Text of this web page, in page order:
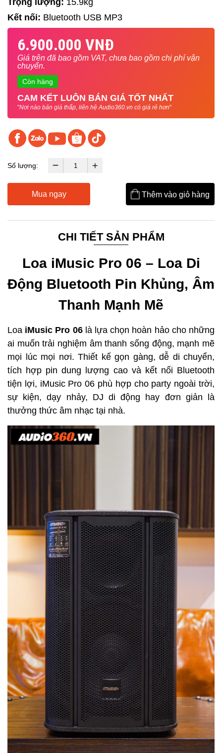
Trọng lượng: 15.9kg
Kết nối: Bluetooth USB MP3
6.900.000 VNĐ
Giá trên đã bao gồm VAT, chưa bao gồm chi phí vận
chuyển.
Còn hàng
CAM KẾT LUÔN BÁN GIÁ TỐT NHẤT
"Nơi nào bán giá thấp, liên hệ Audio360.vn có giá rẻ hơn"
Số lượng:
Mua ngay Thêm vào giỏ hàng
CHI TIẾT SẢN PHẨM
Loa iMusic Pro 06 – Loa Di
Động Bluetooth Pin Khủng, Âm
Thanh Mạnh Mẽ
Loa iMusic Pro 06là lựa chọn hoàn hảo cho những
ai muốn trải nghiệm âm thanh sống động, mạnh mẽ
mọi lúc mọi nơi. Thiết kế gọn gàng, dễ di chuyển,
tích hợp pin dung lượng cao và kết nối Bluetooth
tiện lợi, iMusic Pro 06 phù hợp cho party ngoài trời,
sự kiện, dạy nhảy, DJ di động hay đơn giản là
thưởng thức âm nhạc tại nhà.